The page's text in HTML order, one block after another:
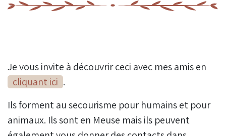
Je vous invite à découvrir ceci avec mes amis en
cliquant ici .
Ils forment au secourisme pour humains et pour
animaux. Ils sont en Meuse mais ils peuvent